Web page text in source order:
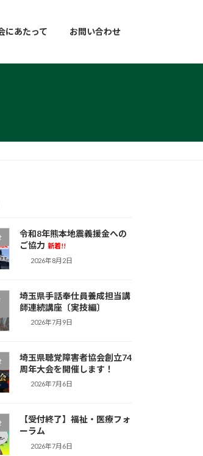
にあたって お問い合わせ
令和8年熊本地震義援金への
ご協力 新着!!
2026年8月2日
埼玉県手話奉仕員養成担当講
師連続講座〔実技編〕
2026年7月9日
埼玉県聴覚障害者協会創立74
周年大会を開催します！
2026年7月6日
【受付終了】福祉・医療フォ
ーラム
2026年7月6日